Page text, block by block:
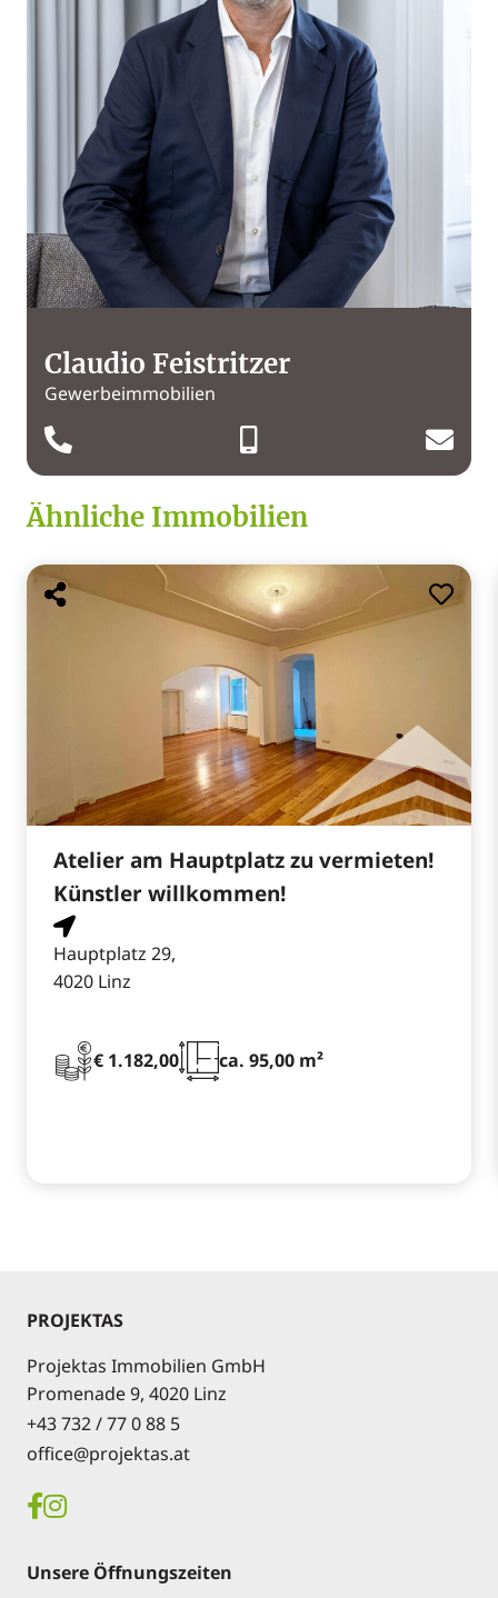
Claudio Feistritzer
Gewerbeimmobilien
Ähnliche Immobilien
Atelier am Hauptplatz zu vermieten!
Künstler willkommen!
Hauptplatz 29,
4020 Linz
€ 1.182,00 ca. 95,00 m²
PROJEKTAS
Projektas Immobilien GmbH
Promenade 9, 4020 Linz
+43 732 / 77 0 88 5
office@projektas.at
Unsere Öffnungszeiten